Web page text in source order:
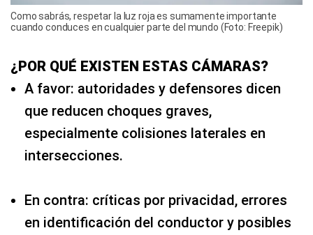
Como sabrás, respetar la luz roja es sumamente importante
cuando conduces en cualquier parte del mundo (Foto: Freepik)
¿POR QUÉ EXISTEN ESTAS CÁMARAS?
A favor: autoridades y defensores dicen
que reducen choques graves,
especialmente colisiones laterales en
intersecciones.
En contra: críticas por privacidad, errores
en identificación del conductor y posibles